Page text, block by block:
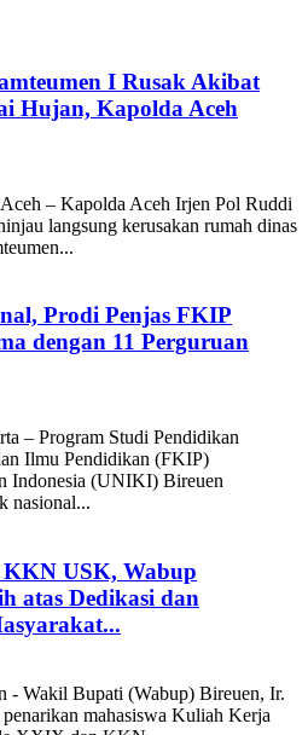
I Rusak Akibat
Hujan, Kapolda Aceh
– Kapolda Aceh Irjen Pol Ruddi
langsung kerusakan rumah dinas
Prodi Penjas FKIP
dengan 11 Perguruan
– Program Studi Pendidikan
Ilmu Pendidikan (FKIP)
Indonesia (UNIKI) Bireuen
nasional...
USK, Wabup
atas Dedikasi dan
Wakil Bupati (Wabup) Bireuen, Ir.
mahasiswa Kuliah Kerja